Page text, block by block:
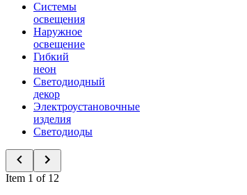
Системы
освещения
Наружное
освещение
Гибкий
неон
Светодиодный
декор
Электроустановочные
изделия
Светодиоды
Item 1 of 12